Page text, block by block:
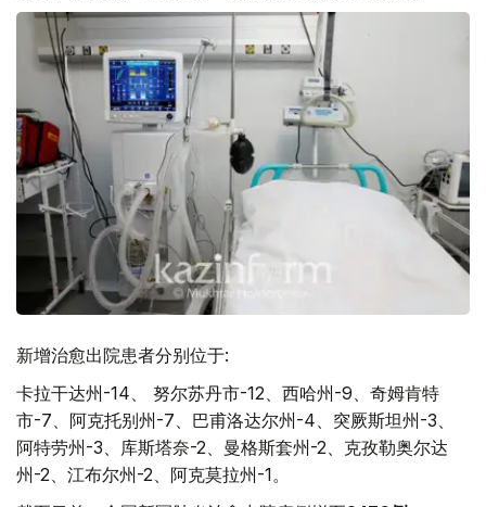
新增治愈出院患者分别位于:
卡拉干达州-14、 努尔苏丹市-12、西哈州-9、奇姆肯特
市-7、阿克托别州-7、巴甫洛达尔州-4、突厥斯坦州-3、
阿特劳州-3、库斯塔奈-2、曼格斯套州-2、克孜勒奥尔达
州-2、江布尔州-2、阿克莫拉州-1。